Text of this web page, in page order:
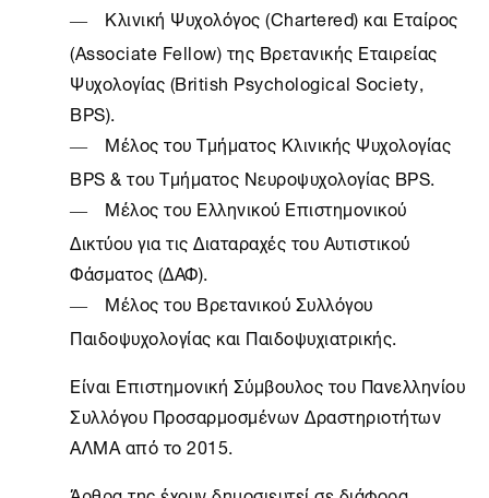
Κλινική Ψυχολόγος (Chartered) και Εταίρος
(Associate Fellow) της Βρετανικής Εταιρείας
Ψυχολογίας (British Psychological Society,
BPS).
Μέλος του Τμήματος Κλινικής Ψυχολογίας
BPS & του Τμήματος Νευροψυχολογίας BPS.
Μέλος του Ελληνικού Επιστημονικού
Δικτύου για τις Διαταραχές του Αυτιστικού
Φάσματος (ΔΑΦ).
Μέλος του Βρετανικού Συλλόγου
Παιδοψυχολογίας και Παιδοψυχιατρικής.
Είναι Επιστημονική Σύμβουλος του Πανελληνίου
Συλλόγου Προσαρμοσμένων Δραστηριοτήτων
ΑΛΜΑ από το 2015.